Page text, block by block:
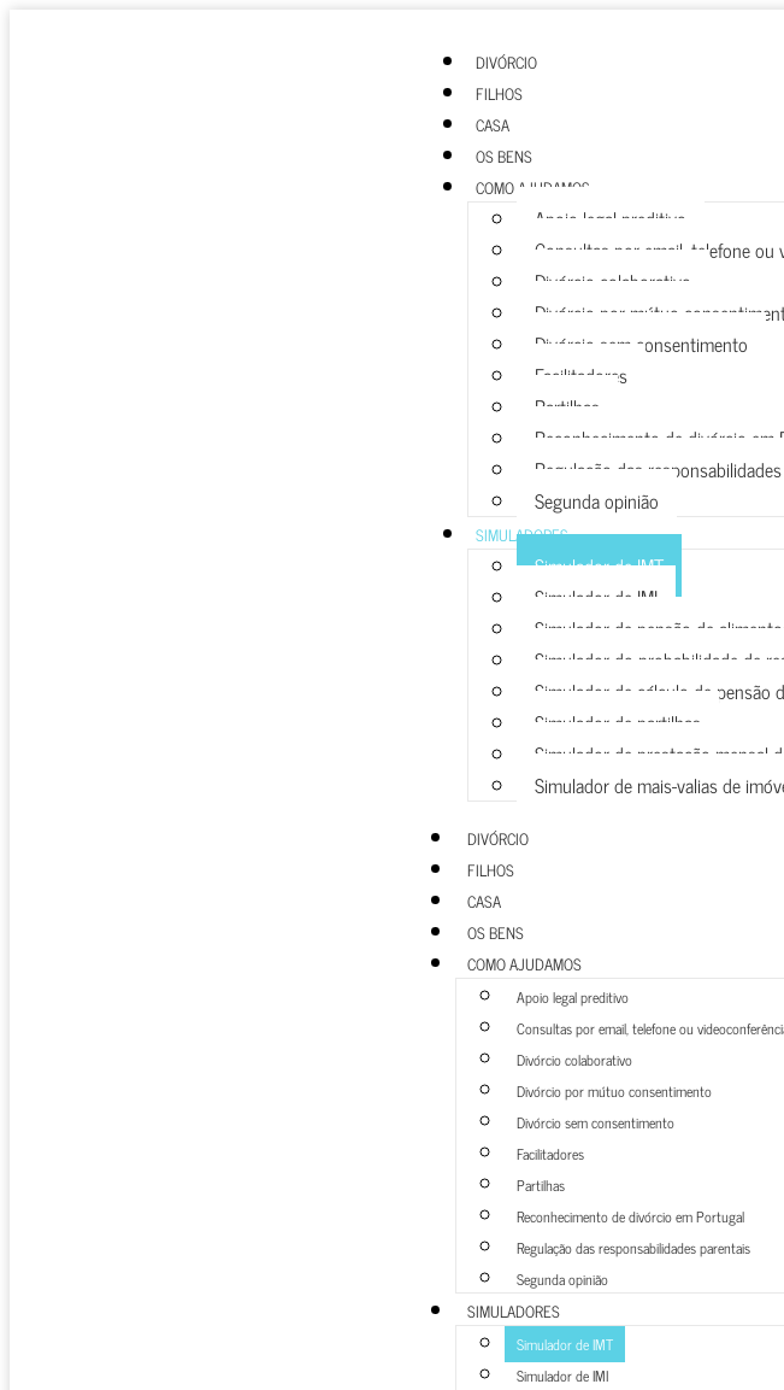
DIVÓRCIO
FILHOS
CASA
OS BENS
COMO AJUDAMOS
Apoio legal preditivo
Consultas por email, telefone ou
Divórcio colaborativo
Divórcio por mútuo
Divórcio sem consentimento
Facilitadores
Partilhas
Reconhecimento de divórcio em
Regulação das
Segunda opinião
SIMULADORES
Simulador de IMT
Simulador de IMI
Simulador de pensão de
Simulador do probabilidade de
Simulador de cálculo de pensão
Simulador de partilhas
Simulador de prestação mensal
Simulador de mais-valias de
DIVÓRCIO
FILHOS
CASA
OS BENS
COMO AJUDAMOS
Apoio legal preditivo
Consultas por email, telefone ou
Divórcio colaborativo
Divórcio por mútuo consentimento
Divórcio sem consentimento
Facilitadores
Partilhas
Reconhecimento de divórcio em Portugal
Regulação das responsabilidades parentais
Segunda opinião
SIMULADORES
Simulador de IMT
Simulador de IMI